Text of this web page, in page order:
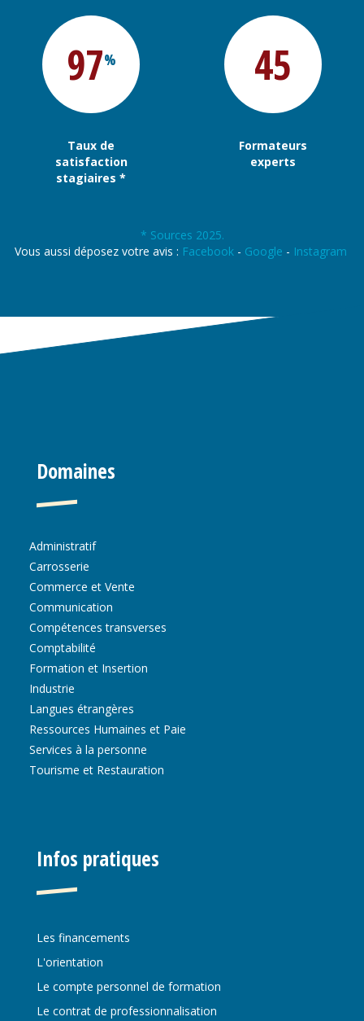
97%
Taux de
satisfaction
stagiaires *
45
Formateurs
experts
* Sources 2025.
Vous aussi déposez votre avis : Facebook- Google - Instagram
Domaines
Administratif
Carrosserie
Commerce et Vente
Communication
Compétences transverses
Comptabilité
Formation et Insertion
Industrie
Langues étrangères
Ressources Humaines et Paie
Services à la personne
Tourisme et Restauration
Infos pratiques
Les financements
L'orientation
Le compte personnel de formation
Le contrat de professionnalisation